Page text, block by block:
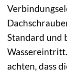
Standard und
achten, dass